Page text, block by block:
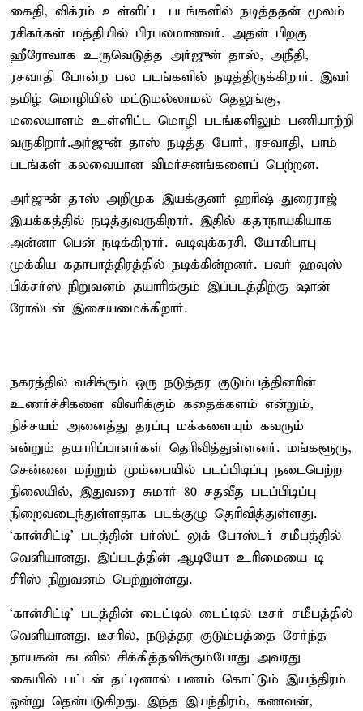
கைதி, விக்ரம் உள்ளிட்ட படங்களில் நடித்ததன் மூலம்
ரசிகர்கள் மத்தியில் பிரபலமானவர். அதன் பிறகு
ஹீரோவாக உருவெடுத்த அர்ஜுன் தாஸ், அநீதி,
ரசவாதி போன்ற பல படங்களில் நடித்திருக்கிறார். இவர்
தமிழ் மொழியில் மட்டுமல்லாமல் தெலுங்கு,
மலையாளம் உள்ளிட்ட மொழி படங்களிலும் பணியாற்றி
வருகிறார்.அர்ஜுன் தாஸ் நடித்த போர், ரசவாதி, பாம்
படங்கள் கலவையான விமர்சனங்களைப் பெற்றன.
அர்ஜுன் தாஸ் அறிமுக இயக்குனர் ஹரிஷ் துரைராஜ்
இயக்கத்தில் நடித்துவருகிறார். இதில் கதாநாயகியாக
அன்னா பென் நடிக்கிறார். வடிவுக்கரசி, யோகிபாபு
முக்கிய கதாபாத்திரத்தில் நடிக்கின்றனர். பவர் ஹவுஸ்
பிக்சர்ஸ் நிறுவனம் தயாரிக்கும் இப்படத்திற்கு ஷான்
ரோல்டன் இசையமைக்கிறார்.
நகரத்தில் வசிக்கும் ஒரு நடுத்தர குடும்பத்தினரின்
உணர்ச்சிகளை விவரிக்கும் கதைக்களம் என்றும்,
நிச்சயம் அனைத்து தரப்பு மக்களையும் கவரும்
என்றும் தயாரிப்பாளர்கள் தெரிவித்துள்ளனர். மங்களூரு,
சென்னை மற்றும் மும்பையில் படப்பிடிப்பு நடைபெற்ற
நிலையில், இதுவரை சுமார் 80 சதவீத படப்பிடிப்பு
நிறைவடைந்துள்ளதாக படக்குழு தெரிவித்துள்ளது.
‘கான்சிட்டி’ படத்தின் பர்ஸ்ட் லுக் போஸ்டர் சமீபத்தில்
வெளியானது. இப்படத்தின் ஆடியோ உரிமையை டி
சீரிஸ் நிறுவனம் பெற்றுள்ளது.
‘கான்சிட்டி’ படத்தின் டைட்டில் டைட்டில் டீசர் சமீபத்தில்
வெளியானது. டீசரில், நடுத்தர குடும்பத்தை சேர்ந்த
நாயகன் கடனில் சிக்கித்தவிக்கும்போது அவரது
கையில் பட்டன் தட்டினால் பணம் கொட்டும் இயந்திரம்
ஒன்று தென்படுகிறது. இந்த இயந்திரம், கணவன்,